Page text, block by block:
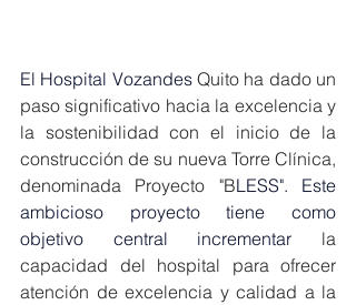
El Hospital Vozandes Quito ha dado un
paso significativo hacia la excelencia y
la sostenibilidad con el inicio de la
construcción de su nueva Torre Clínica,
denominada Proyecto "BLESS". Este
ambicioso proyecto tiene como
objetivo central incrementar la
capacidad del hospital para ofrecer
atención de excelencia y calidad a la